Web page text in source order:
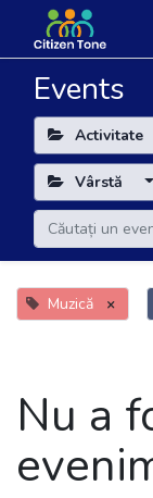
Events
Activitate
Vârstă
Muzică ×
Nu a